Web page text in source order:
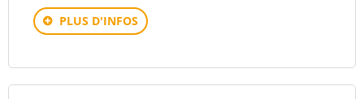
PLUS D'INFOS